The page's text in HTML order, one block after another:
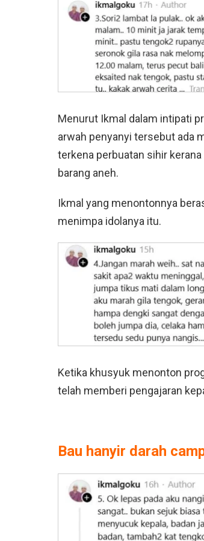
Menurut Ikmal dalam intipati
arwah penyanyi tersebut ada
terkena perbuatan sihir
barang aneh.
Ikmal yang menontonnya
menimpa idolanya itu.
Ketika khusyuk menonton
telah memberi pengajaran
Bau hanyir darah